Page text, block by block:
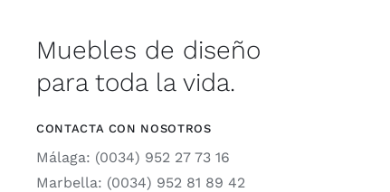
Muebles de diseño
para toda la vida.
CONTACTA CON NOSOTROS
Málaga: (0034) 952 27 73 16
Marbella: (0034) 952 81 89 42